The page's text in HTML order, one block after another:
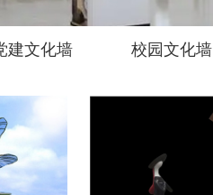
建文化墙 校园文化墙